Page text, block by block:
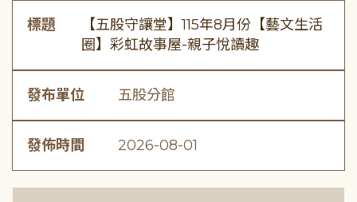
標題
【五股守讓堂】115年8月份【藝文生活
圈】彩虹故事屋-親子悅讀趣
發布單位 五股分館
發佈時間 2026-08-01